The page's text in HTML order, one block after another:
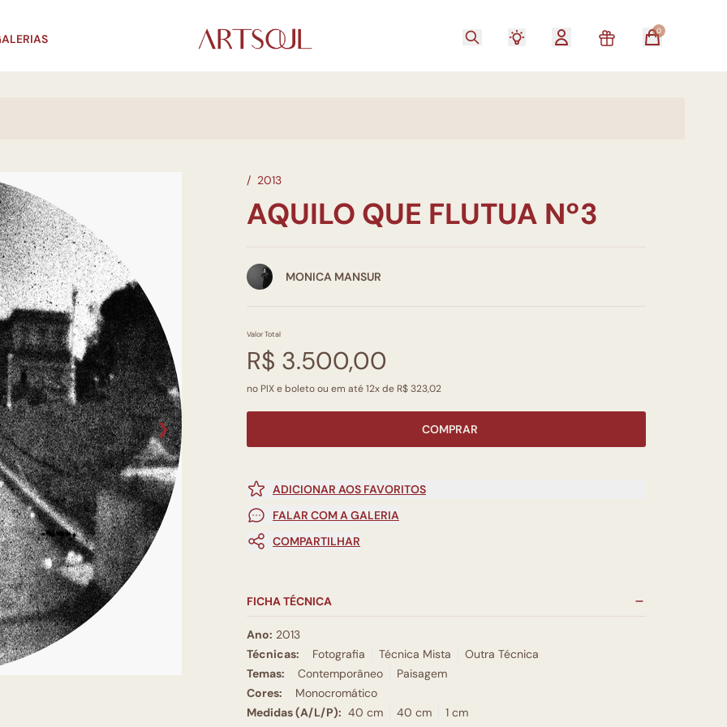
0
❯
/ 2013
AQUILO QUE FLUTUA Nº3
MONICA MANSUR
Valor Total
R$ 3.500,00
no PIX e boleto ou em até 12x de R$ 323,02
COMPRAR
ADICIONAR AOS FAVORITOS
FALAR COM A GALERIA
COMPARTILHAR
FICHA TÉCNICA
Ano: 2013
Técnicas:
Fotografia Técnica Mista
Outra Técnica
Temas:
Contemporâneo
Paisagem
Cores:
Monocromático
Medidas (A/L/P): 40 cm 40 cm 1 cm